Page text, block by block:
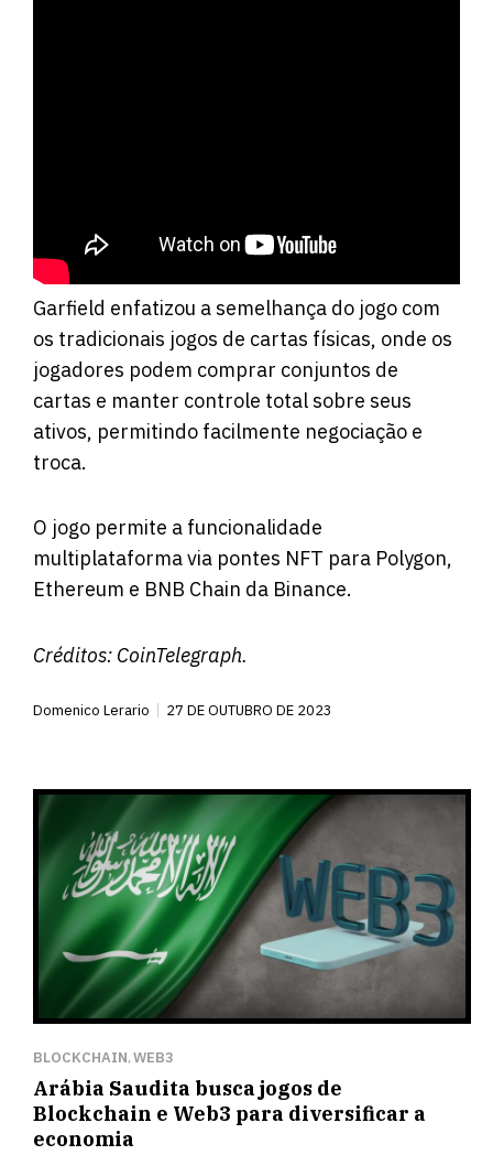
Garfield enfatizou a semelhança do jogo com
os tradicionais jogos de cartas físicas, onde os
jogadores podem comprar conjuntos de
cartas e manter controle total sobre seus
ativos, permitindo facilmente negociação e
troca.
O jogo permite a funcionalidade
multiplataforma via pontes NFT para Polygon,
Ethereum e BNB Chain da Binance.
Créditos: CoinTelegraph.
Domenico Lerario 27 DE OUTUBRO DE 2023
BLOCKCHAIN, WEB3
Arábia Saudita busca jogos de
Blockchain e Web3 para diversificar a
economia